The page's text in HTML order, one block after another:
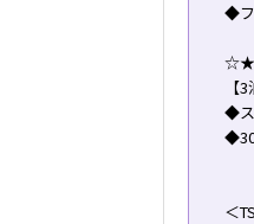
◆フ
☆★
【
◆ス
＜